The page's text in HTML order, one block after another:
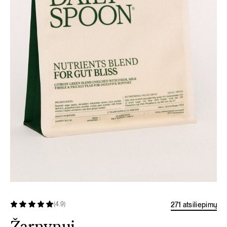
(4.9) 271 atsiliepimų